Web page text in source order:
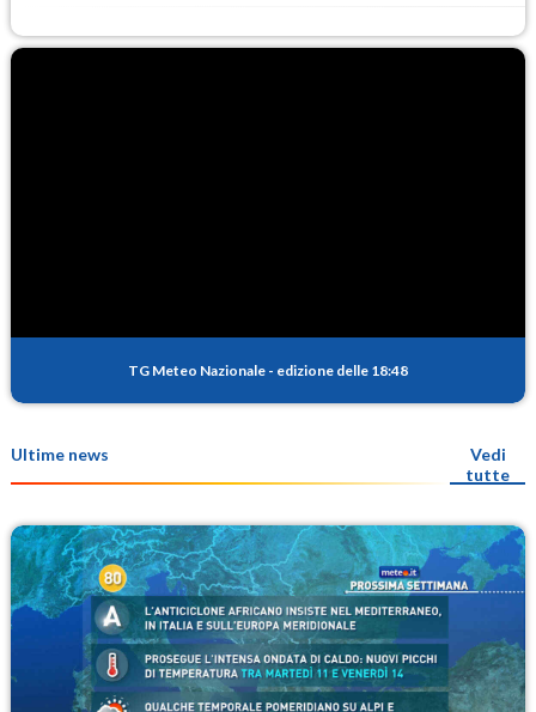
TG Meteo Nazionale - edizione delle 18:48
Ultime news
Vedi
tutte